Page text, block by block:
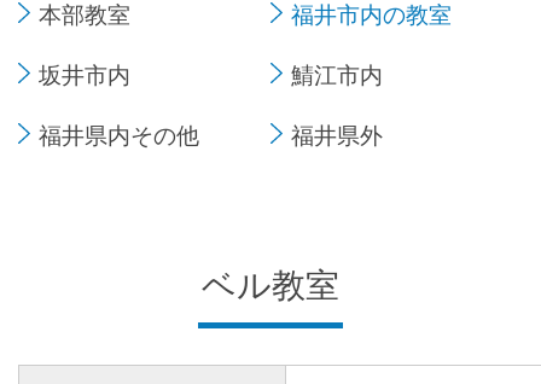
本部教室 福井市内の教室
坂井市内 鯖江市内
福井県内その他 福井県外
ベル教室